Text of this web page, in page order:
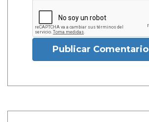
Publicar Comentario